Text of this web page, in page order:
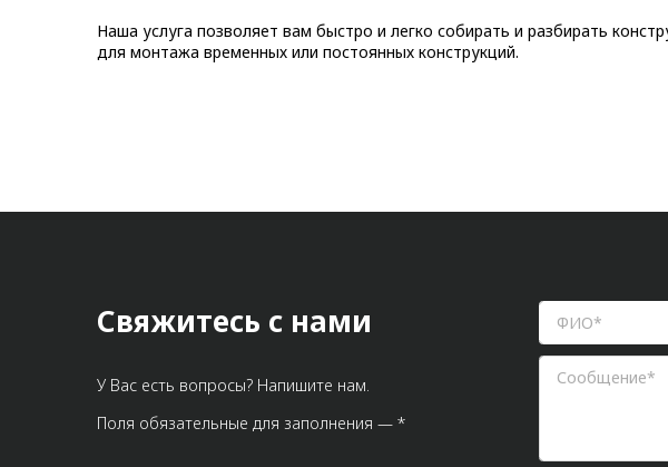
обработки профиля
Наша услуга позволяет вам быстро и легко собирать и разбирать
для монтажа временных или постоянных конструкций.
Свяжитесь с нами
У Вас есть вопросы? Напишите нам.
Поля обязательные для заполнения — *